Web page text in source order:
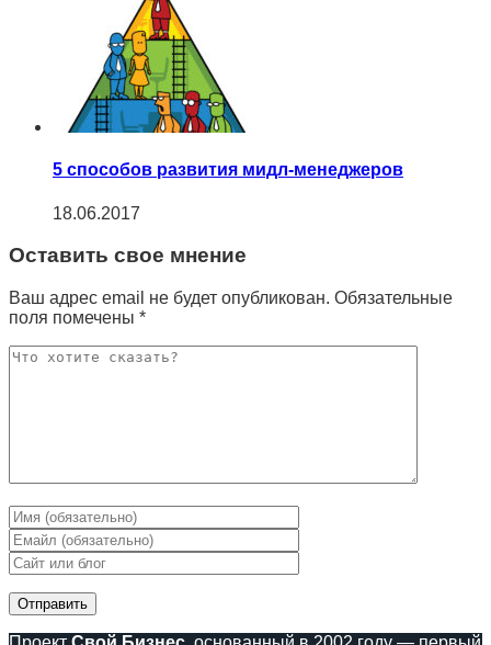
5 способов развития мидл-менеджеров
18.06.2017
Оставить свое мнение
Ваш адрес email не будет опубликован. Обязательные
поля помечены *